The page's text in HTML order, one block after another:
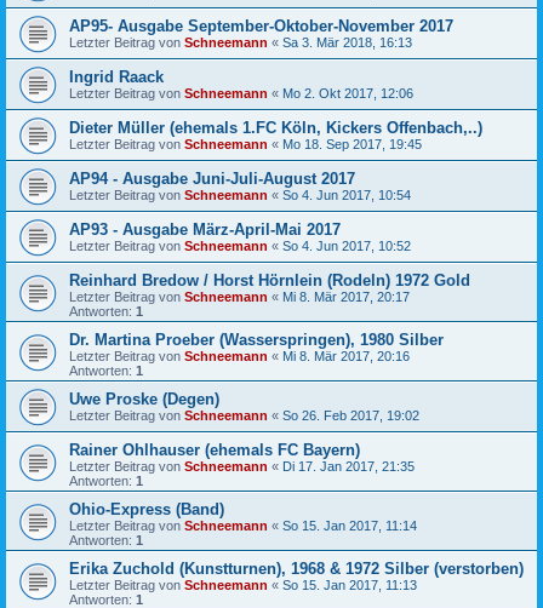
AP95- Ausgabe September-Oktober-November 2017
Letzter Beitrag von Schneemann « Sa 3. Mär 2018, 16:13
Ingrid Raack
Letzter Beitrag von Schneemann « Mo 2. Okt 2017, 12:06
Dieter Müller (ehemals 1.FC Köln, Kickers Offenbach,..)
Letzter Beitrag von Schneemann « Mo 18. Sep 2017, 19:45
AP94 - Ausgabe Juni-Juli-August 2017
Letzter Beitrag von Schneemann « So 4. Jun 2017, 10:54
AP93 - Ausgabe März-April-Mai 2017
Letzter Beitrag von Schneemann « So 4. Jun 2017, 10:52
Reinhard Bredow / Horst Hörnlein (Rodeln) 1972 Gold
Letzter Beitrag von Schneemann « Mi 8. Mär 2017, 20:17
Antworten: 1
Dr. Martina Proeber (Wasserspringen), 1980 Silber
Letzter Beitrag von Schneemann « Mi 8. Mär 2017, 20:16
Antworten: 1
Uwe Proske (Degen)
Letzter Beitrag von Schneemann « So 26. Feb 2017, 19:02
Rainer Ohlhauser (ehemals FC Bayern)
Letzter Beitrag von Schneemann « Di 17. Jan 2017, 21:35
Antworten: 1
Ohio-Express (Band)
Letzter Beitrag von Schneemann « So 15. Jan 2017, 11:14
Antworten: 1
Erika Zuchold (Kunstturnen), 1968 & 1972 Silber (verstorben)
Letzter Beitrag von Schneemann « So 15. Jan 2017, 11:13
Antworten: 1